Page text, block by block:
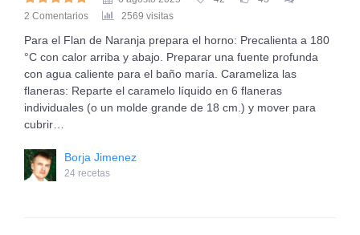
2 Comentarios
2569 visitas
Para el Flan de Naranja prepara el horno: Precalienta a 180
°C con calor arriba y abajo. Preparar una fuente profunda
con agua caliente para el baño maría. Carameliza las
flaneras: Reparte el caramelo líquido en 6 flaneras
individuales (o un molde grande de 18 cm.) y mover para
cubrir…
Borja Jimenez
24 recetas